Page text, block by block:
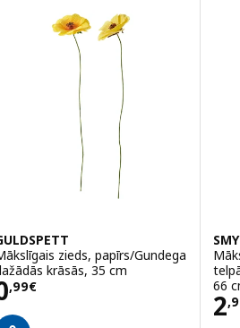
zieds, papīrs/Gundega
krāsās, 35 cm
,99€ 0,99€
66
2,